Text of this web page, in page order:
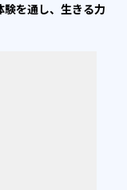
を通し、生きる力